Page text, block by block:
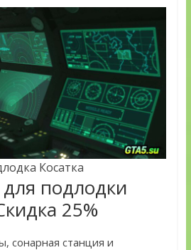
Косатка
подлодки
25%
сонарная станция и